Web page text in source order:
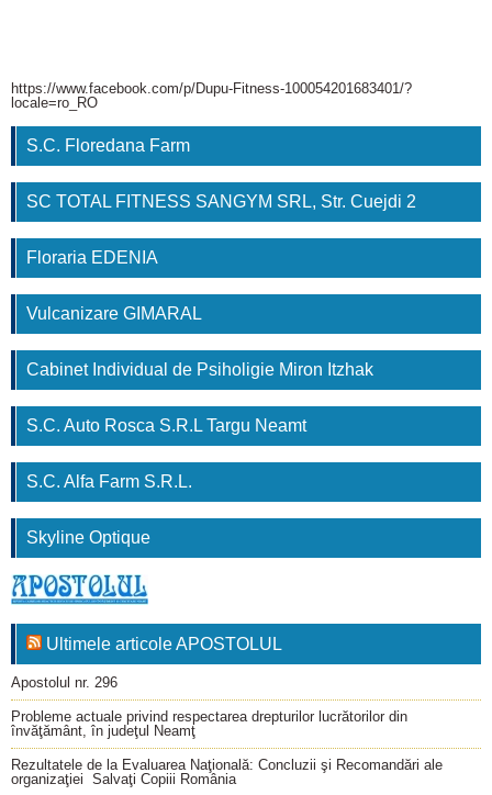
https://www.facebook.com/p/Dupu-Fitness-100054201683401/?
locale=ro_RO
S.C. Floredana Farm
SC TOTAL FITNESS SANGYM SRL, Str. Cuejdi 2
Floraria EDENIA
Vulcanizare GIMARAL
Cabinet Individual de Psiholigie Miron Itzhak
S.C. Auto Rosca S.R.L Targu Neamt
S.C. Alfa Farm S.R.L.
Skyline Optique
Ultimele articole APOSTOLUL
Apostolul nr. 296
Probleme actuale privind respectarea drepturilor lucrătorilor din
învăţământ, în judeţul Neamţ
Rezultatele de la Evaluarea Naţională: Concluzii şi Recomandări ale
organizaţiei Salvaţi Copiii România